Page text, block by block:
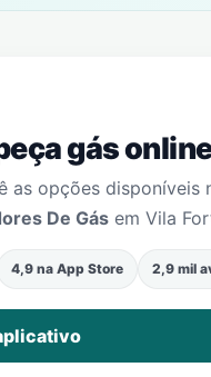
gás
as opções
De Gás em Vila
4,9 na App Store 2,9 mil